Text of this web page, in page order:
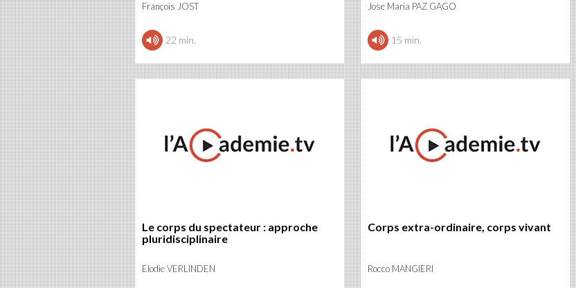
François JOST
22 min.
Jose Maria PAZ GAGO
15 min.
Le corps du spectateur : approche
pluridisciplinaire
Elodie VERLINDEN
Corps extra-ordinaire, corps vivant
Rocco MANGIERI